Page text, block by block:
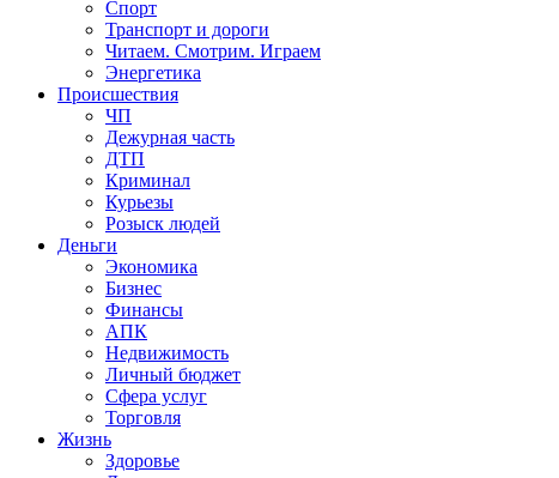
Спорт
Транспорт и дороги
Читаем. Смотрим. Играем
Энергетика
Происшествия
ЧП
Дежурная часть
ДТП
Криминал
Курьезы
Розыск людей
Деньги
Экономика
Бизнес
Финансы
АПК
Недвижимость
Личный бюджет
Сфера услуг
Торговля
Жизнь
Здоровье